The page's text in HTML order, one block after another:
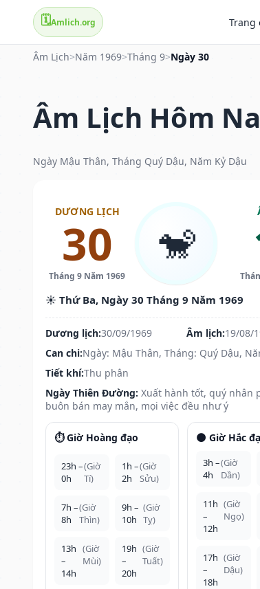
🗓️Amlich.org Trang
Âm Lịch>Năm 1969>Tháng 9>Ngày 30
Âm Lịch Hôm
Ngày Mậu Thân, Tháng Quý Dậu, Năm Kỷ Dậu
DƯƠNG LỊCH
30
Tháng 9 Năm 1969
🐒
☀️ Thứ Ba, Ngày 30 Tháng 9 Năm 1969
Dương lịch:30/09/1969 Âm lịch:19/08/
Can chi:Ngày: Mậu Thân, Tháng: Quý Dậu,
Tiết khí:Thu phân
Ngày Thiên Đường: Xuất hành tốt, quý nhân
buôn bán may mắn, mọi việc đều như ý
⏱️ Giờ Hoàng đạo
23h –
0h
(Giờ
Tí)
1h –
2h
(Giờ
Sửu)
7h –
8h
(Giờ
Thìn)
9h –
10h
(Giờ
Tỵ)
13h
–
14h
(Giờ
Mùi)
19h
–
20h
(Giờ
Tuất)
🌑 Giờ Hắc
3h –
4h
(Giờ
Dần)
11h
–
12h
(Giờ
Ngọ)
17h
–
18h
(Giờ
Dậu)